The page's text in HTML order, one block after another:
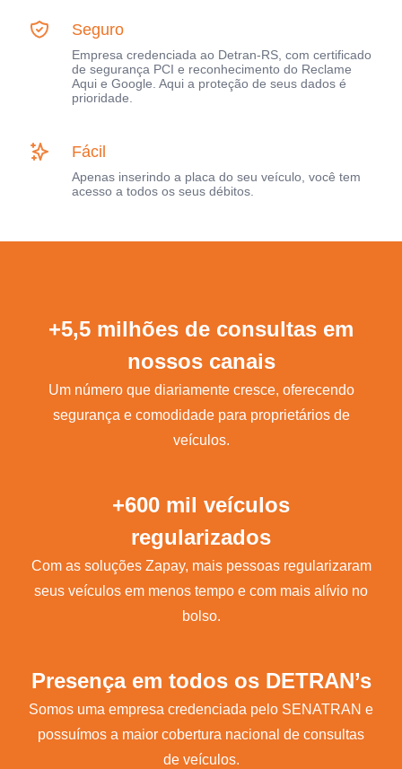
Seguro
Empresa credenciada ao Detran-RS, com certificado
de segurança PCI e reconhecimento do Reclame
Aqui e Google. Aqui a proteção de seus dados é
prioridade.
Fácil
Apenas inserindo a placa do seu veículo, você tem
acesso a todos os seus débitos.
+5,5 milhões de consultas em
nossos canais
Um número que diariamente cresce, oferecendo
segurança e comodidade para proprietários de
veículos.
+600 mil veículos
regularizados
Com as soluções Zapay, mais pessoas regularizaram
seus veículos em menos tempo e com mais alívio no
bolso.
Presença em todos os DETRAN’s
Somos uma empresa credenciada pelo SENATRAN e
possuímos a maior cobertura nacional de consultas
de veículos.